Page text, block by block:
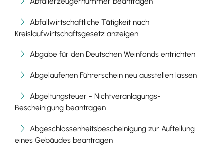
Abfallwirtschaftliche Tätigkeit nach
Kreislaufwirtschaftsgesetz anzeigen
Abgabe für den Deutschen Weinfonds entrichten
Abgelaufenen Führerschein neu ausstellen lassen
Abgeltungsteuer - Nichtveranlagungs-
Bescheinigung beantragen
Abgeschlossenheitsbescheinigung zur Aufteilung
eines Gebäudes beantragen